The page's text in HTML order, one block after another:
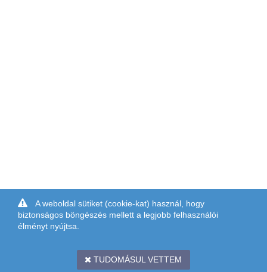
A weboldal sütiket (cookie-kat) használ, hogy
biztonságos böngészés mellett a legjobb felhasználói
élményt nyújtsa.
TUDOMÁSUL VETTEM